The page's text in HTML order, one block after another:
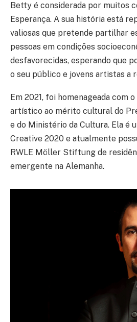
Betty é considerada por muitos
Esperança. A sua história está
valiosas que pretende partilhar
pessoas em condições
desfavorecidas, esperando que
o seu público e jovens artistas a
Em 2021, foi homenageada com
artístico ao mérito cultural do
e do Ministério da Cultura. Ela é
Creative 2020 e atualmente
RWLE Möller Stiftung de
emergente na Alemanha.